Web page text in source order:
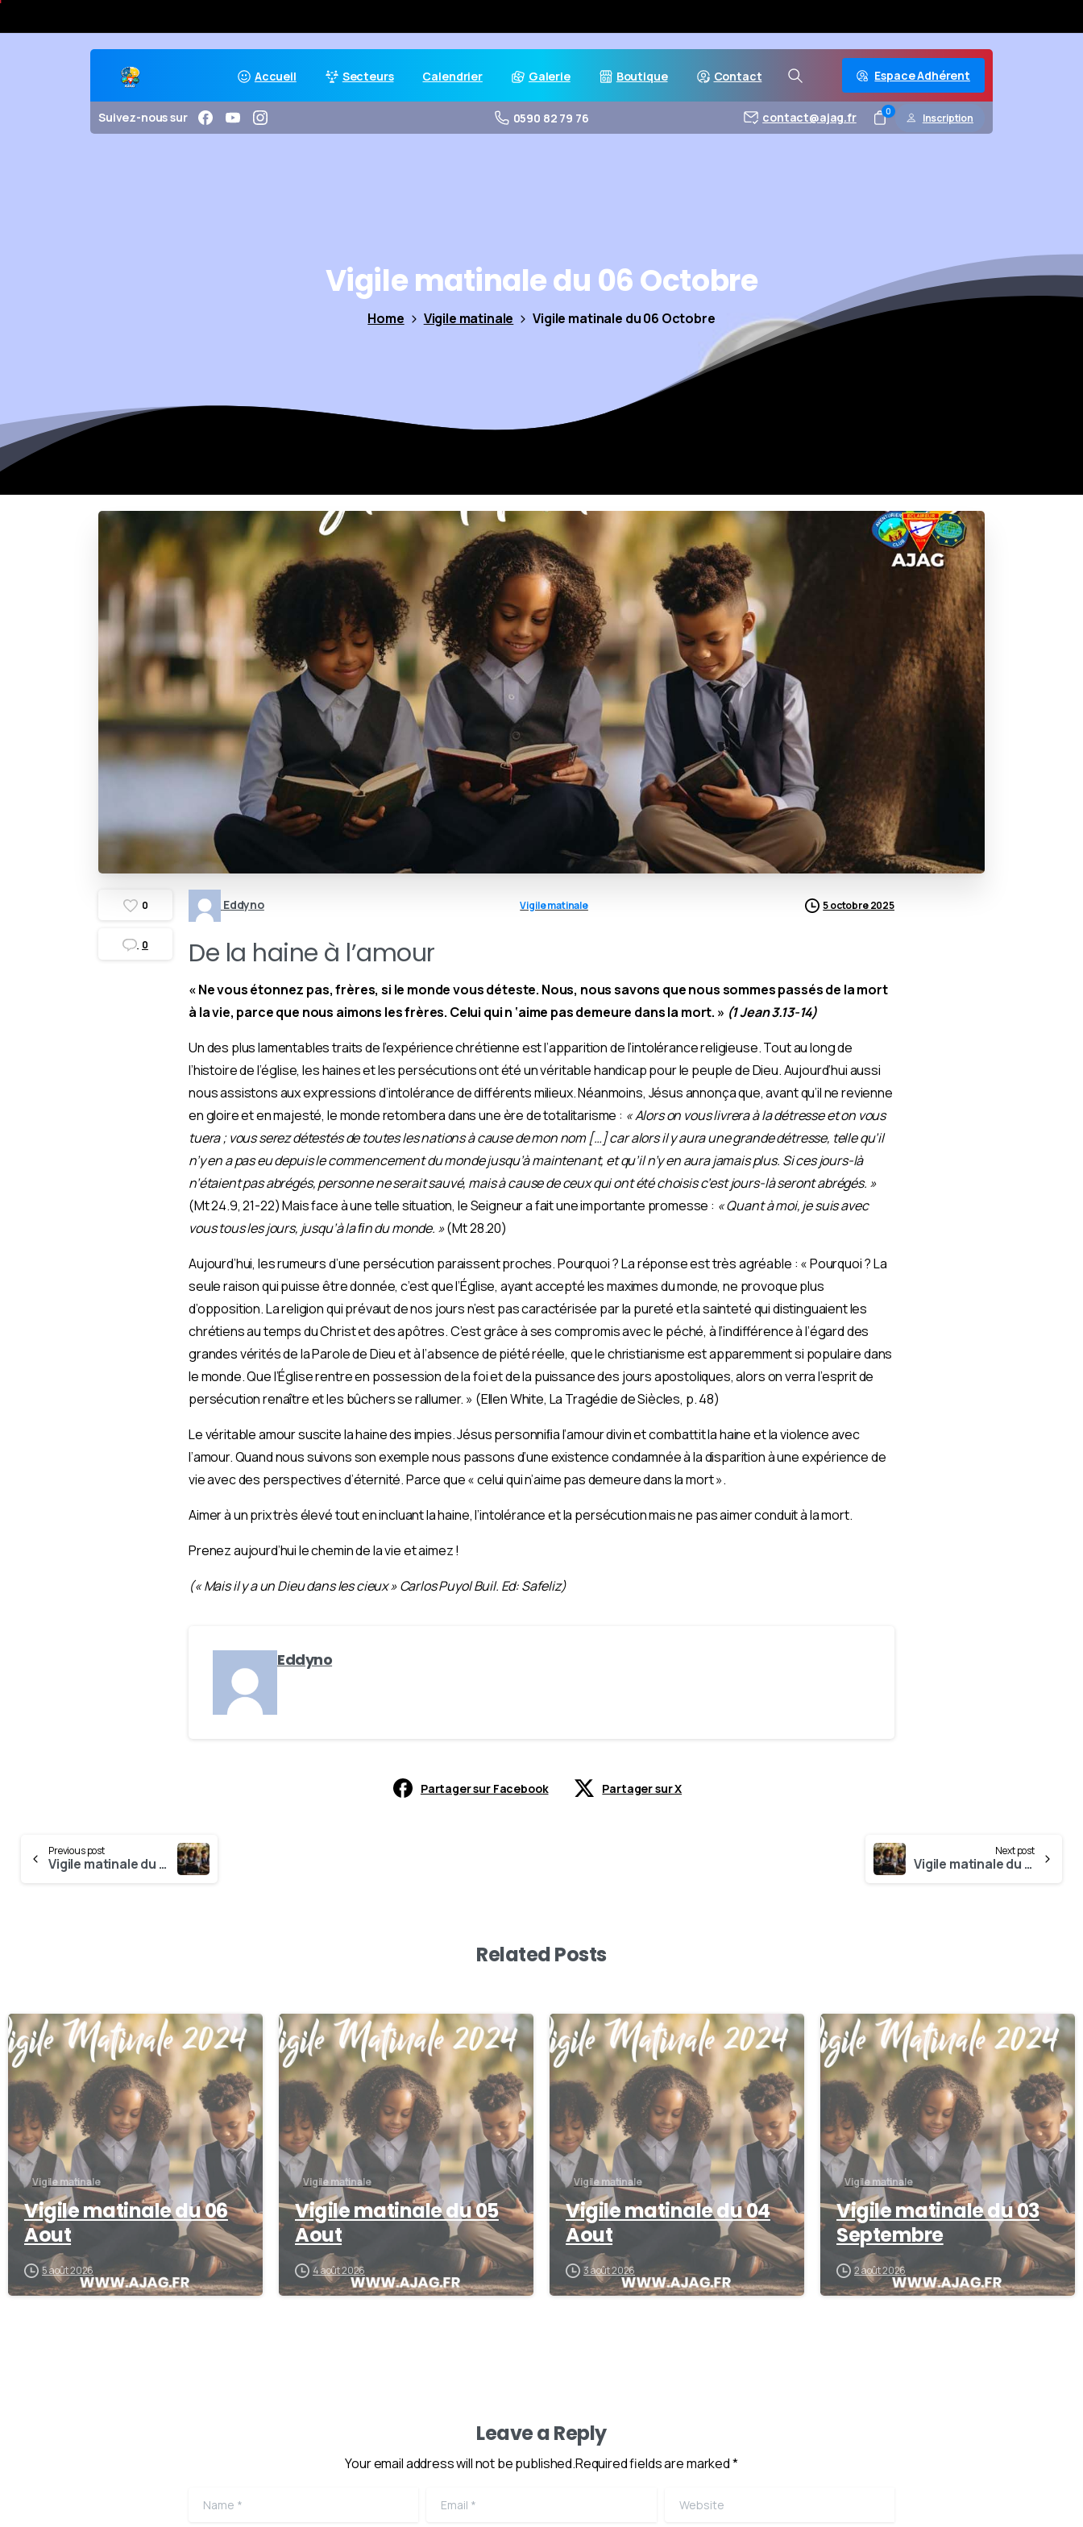
Accueil Secteurs Calendrier Galerie Boutique Contact Espace Adhérent
Suivez-nous sur 0590 82 79 76 contact@ajag.fr 0 Inscription
Vigilematinaledu 06Octobre
Home Vigile matinale Vigile matinale du 06 Octobre
0
0
Eddyno Vigile matinale 5 octobre 2025
De la haine à l’amour
« Ne vous étonnez pas, frères, si le monde vous déteste. Nous, nous savons que nous sommes passés de la mort
à la vie, parce que nous aimons les frères. Celui qui n ‘aime pas demeure dans la mort. » (1 Jean 3.13-14)
Un des plus lamentables traits de l’expérience chrétienne est l’apparition de l’intolérance religieuse.Tout au long de
l’histoire de l’église, les haines et les persécutions ont été un véritable handicap pour le peuple de Dieu. Aujourd’hui aussi
nous assistons aux expressions d’intolérance de différents milieux. Néanmoins, Jésus annonça que, avant qu’il ne revienne
en gloire et en majesté, le monde retombera dans une ère de totalitarisme : « Alors on vous livrera à la détresse et on vous
tuera ; vous serez détestés de toutes les nations à cause de mon nom […] car alors il y aura une grande détresse, telle qu’il
n’y en a pas eu depuis le commencement du monde jusqu’à maintenant, et qu’il n’y en aura jamais plus. Si ces jours-là
n’étaient pas abrégés, personne ne serait sauvé, mais à cause de ceux qui ont été choisis c’est jours-là seront abrégés. »
(Mt 24.9, 21-22) Mais face à une telle situation, le Seigneur a fait une importante promesse : « Quant à moi, je suis avec
vous tous les jours, jusqu’à la ﬁn du monde. »(Mt 28.20)
Aujourd’hui, les rumeurs d’une persécution paraissent proches. Pourquoi ? La réponse est très agréable : « Pourquoi ? La
seule raison qui puisse être donnée, c’est que l’Église, ayant accepté les maximes du monde, ne provoque plus
d’opposition. La religion qui prévaut de nos jours n’est pas caractérisée par la pureté et la sainteté qui distinguaient les
chrétiens au temps du Christ et des apôtres. C’est grâce à ses compromis avec le péché, à l’indifférence à l’égard des
grandes vérités de la Parole de Dieu et à l’absence de piété réelle, que le christianisme est apparemment si populaire dans
le monde. Que l’Église rentre en possession de la foi et de la puissance des jours apostoliques, alors on verra l’esprit de
persécution renaître et les bûchers se rallumer. » (Ellen White, La Tragédie de Siècles, p. 48)
Le véritable amour suscite la haine des impies. Jésus personniﬁa l’amour divin et combattit la haine et la violence avec
l’amour. Quand nous suivons son exemple nous passons d’une existence condamnée à la disparition à une expérience de
vie avec des perspectives d’éternité. Parce que « celui qui n’aime pas demeure dans la mort ».
Aimer à un prix très élevé tout en incluant la haine, l’intolérance et la persécution mais ne pas aimer conduit à la mort.
Prenez aujourd’hui le chemin de la vie et aimez !
(« Mais il y a un Dieu dans les cieux » Carlos Puyol Buil. Ed: Safeliz)
Eddyno
Partager sur Facebook Partager sur X
Previous post
Vigile matinale du 05 Octobre
Next post
Vigile matinale du 07 Octobre
Related Posts
0
Vigile matinale
Vigile matinale du 06
Aout
5 août 2026
0
Vigile matinale
Vigile matinale du 05
Aout
4 août 2026
0
Vigile matinale
Vigile matinale du 04
Aout
3 août 2026
0
Vigile matinale
Vigile matinale du 03
Septembre
2 août 2026
Leave a Reply
Your email address will not be published.Required fields are marked *
Name
Email Website